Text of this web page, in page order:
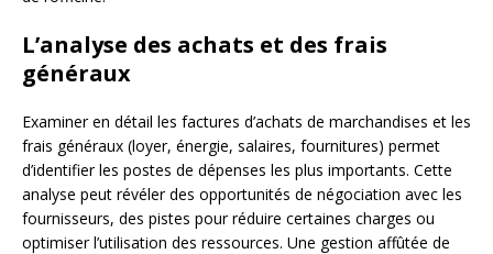
L’analyse des achats et des frais
généraux
Examiner en détail les factures d’achats de marchandises et les
frais généraux (loyer, énergie, salaires, fournitures) permet
d’identifier les postes de dépenses les plus importants. Cette
analyse peut révéler des opportunités de négociation avec les
fournisseurs, des pistes pour réduire certaines charges ou
optimiser l’utilisation des ressources. Une gestion affûtée de